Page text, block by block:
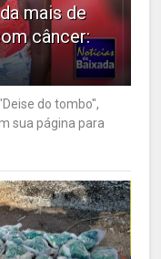
mais de
câncer:
do tombo",
sua página para